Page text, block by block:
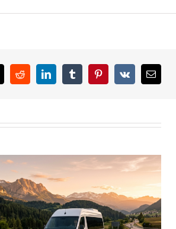
RedditLinkedInTumblrPinterest
Vk Email